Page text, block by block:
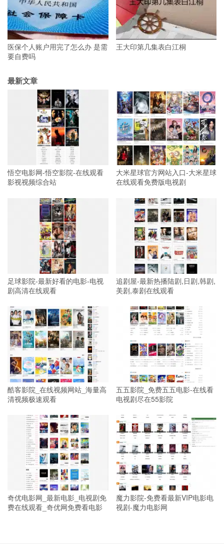
医保个人账户用完了怎么办 是需
要自费吗
王大印第几集表白江桐
最新文章
悟空电影网-悟空影院-在线观看
影视视频综合站
大米星球官方网站入口-大米星球
在线观看免费版电视剧
足球影院-最新好看的电影-电视
剧高清在线观看
追剧屋-最新热播陆剧,日剧,韩剧,
美剧,泰剧在线观看
酷客影院_在线视频网站_海量高
清视频极速观看
五五影院_免费五五电影-在线看
电视剧尽在55影院
奇优电影网_最新电影_电视剧免
费在线观看_奇优网免费看电影
魔力影院-免费看最新VIP电影电
视剧-魔力电影网